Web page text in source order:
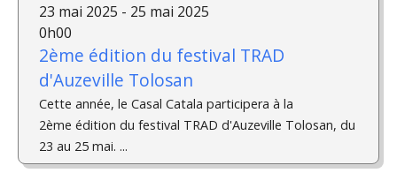
23 mai 2025 - 25 mai 2025
0h00
2ème édition du festival TRAD
d'Auzeville Tolosan
Cette année, le Casal Catala participera à la
2ème édition du festival TRAD d'Auzeville Tolosan, du
23 au 25 mai. ­...